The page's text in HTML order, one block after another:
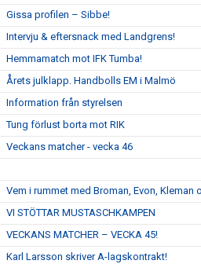
Gissa profilen – Sibbe!
Intervju & eftersnack med Landgrens!
Hemmamatch mot IFK Tumba!
Årets julklapp. Handbolls EM i Malmö
Information från styrelsen
Tung förlust borta mot RIK
Veckans matcher - vecka 46
Vem i rummet med Broman, Evon, Kleman
VI STÖTTAR MUSTASCHKAMPEN
VECKANS MATCHER – VECKA 45!
Karl Larsson skriver A-lagskontrakt!